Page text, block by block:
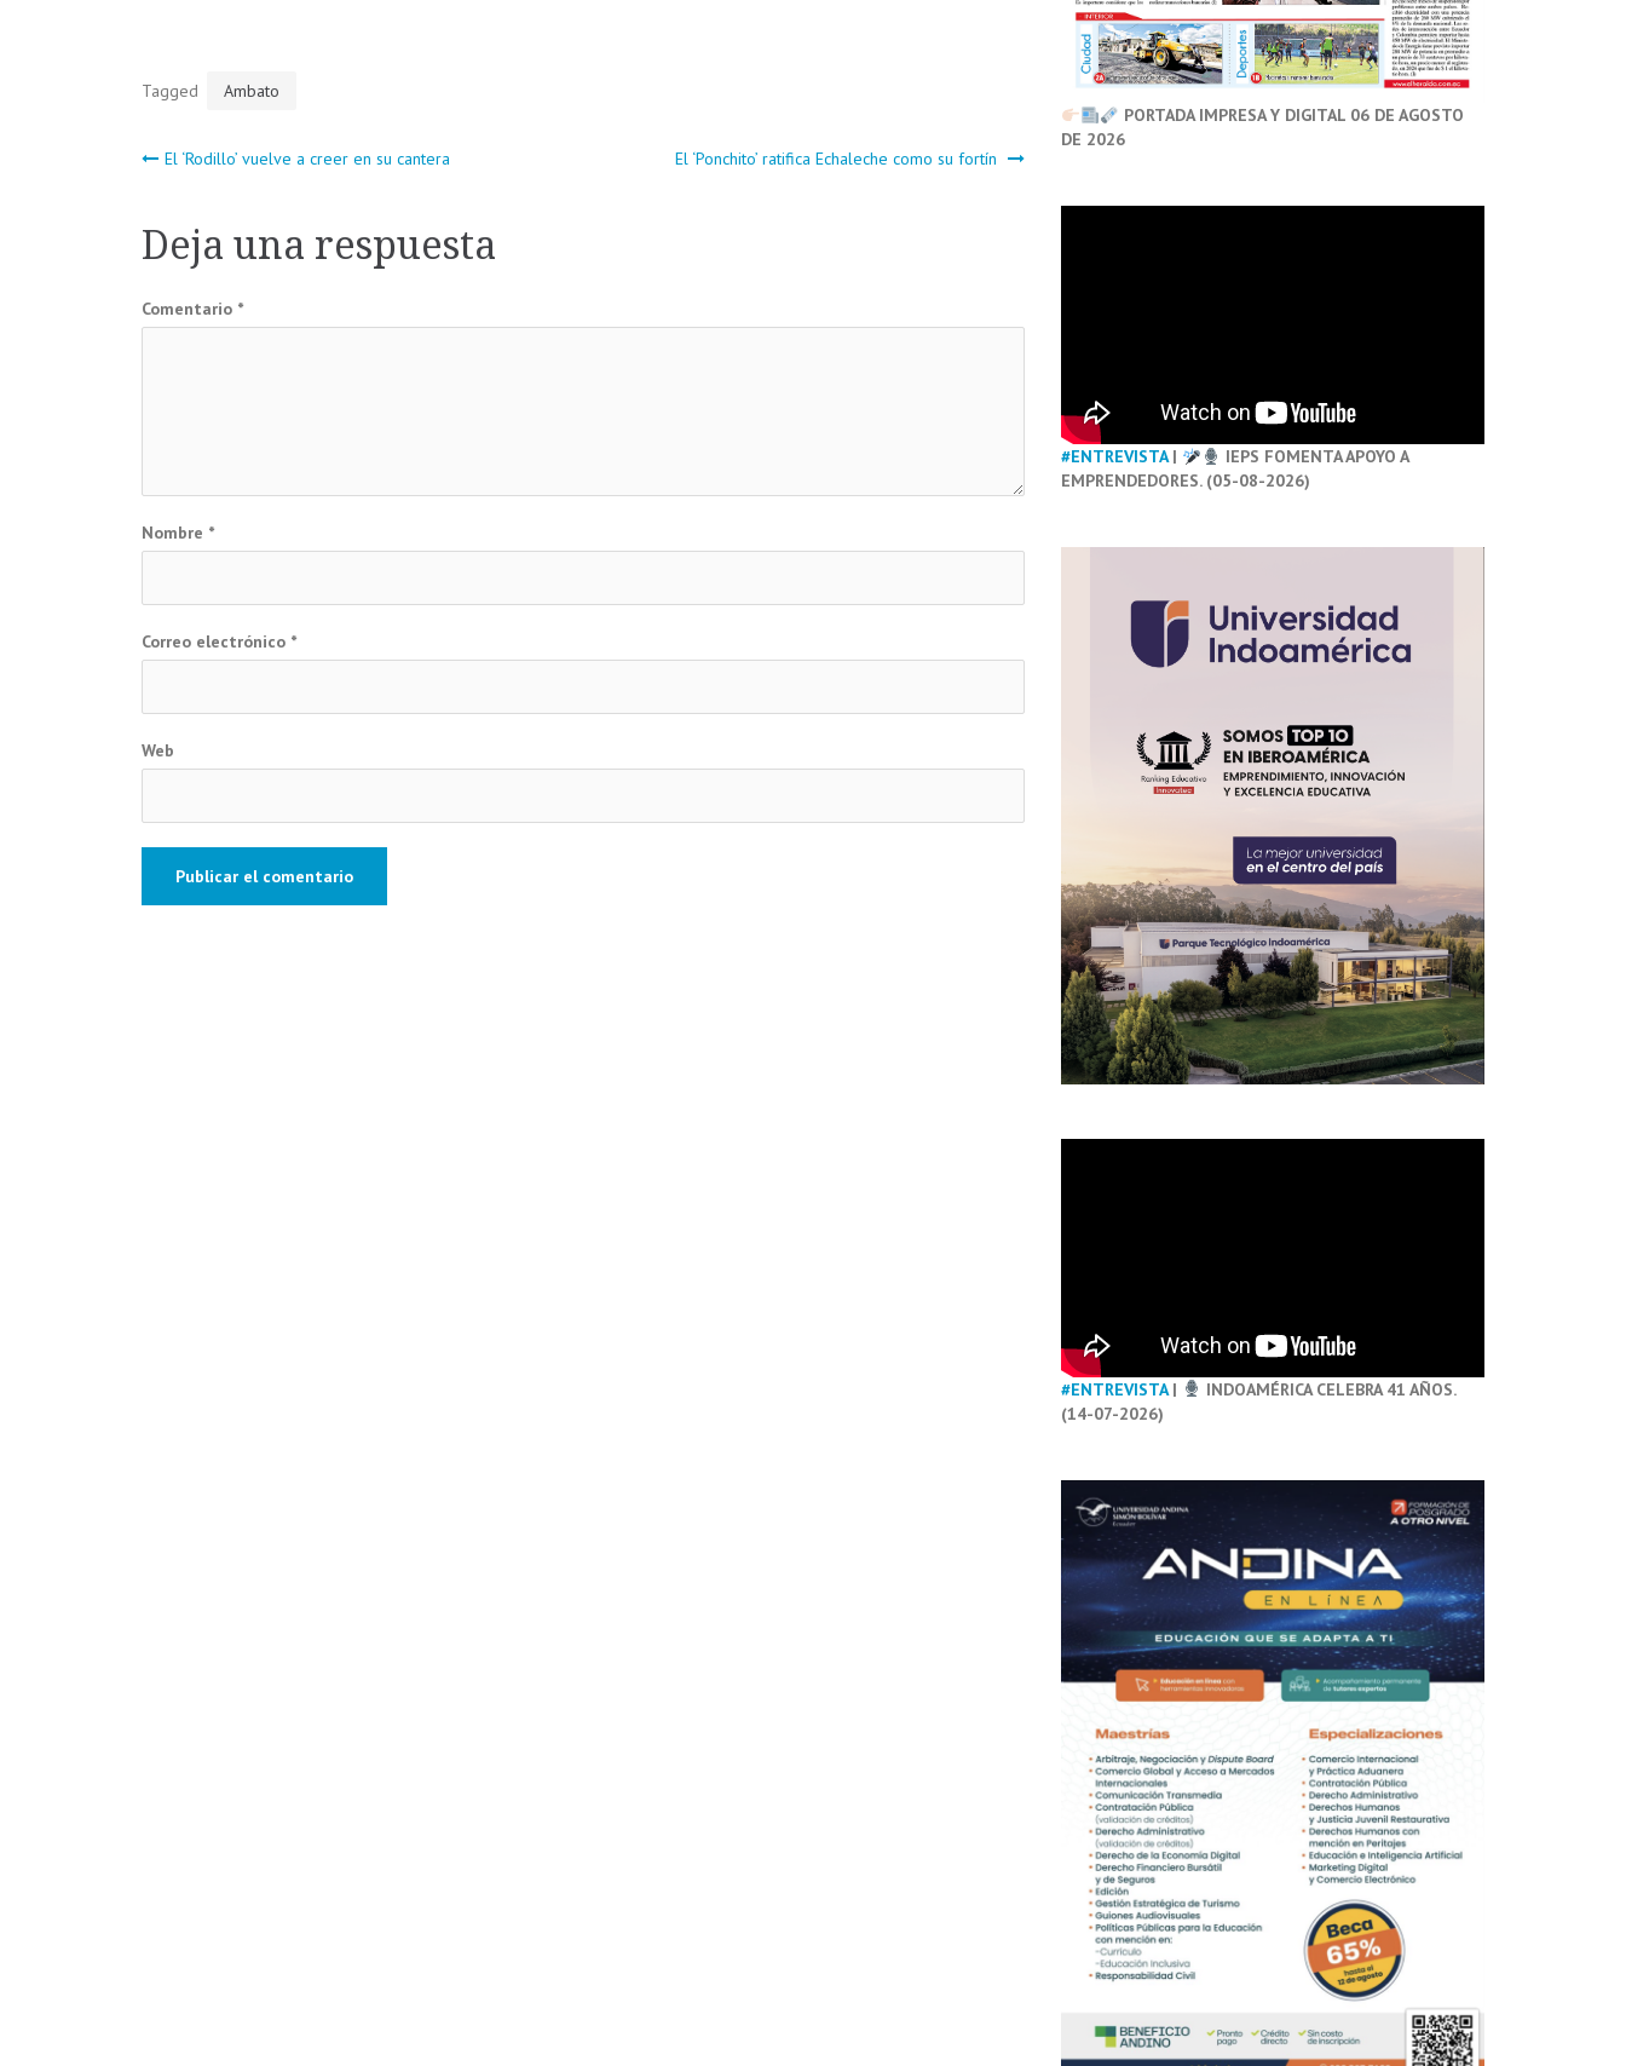
Tagged Ambato
Navegación
de
entradas
El ‘Rodillo’ vuelve a creer en su cantera El ‘Ponchito’ ratifica Echaleche como su fortín
Deja una respuesta
Comentario *
Nombre *
Correo electrónico *
Web
PORTADA IMPRESA Y DIGITAL 06 DE AGOSTO
DE 2026
#ENTREVISTA|
IEPS FOMENTA APOYO A
EMPRENDEDORES. (05-08-2026)
#ENTREVISTA|
INDOAMÉRICA CELEBRA 41 AÑOS.
(14-07-2026)